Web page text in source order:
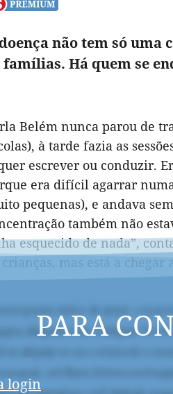
não tem só
famílias. Há quem se
Belém nunca parou de
à tarde fazia as
escrever ou conduzir.
era difícil agarrar
pequenas), e andava
também não
esquecido de nada”,
crianças, mas está a chegar
PARA
login